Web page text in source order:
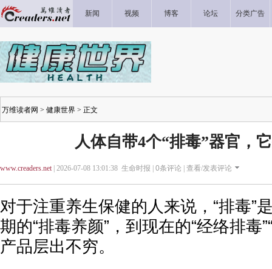
新闻 视频 博客 论坛 分类广告
万维读者网 > 健康世界 > 正文
人体自带4个“排毒”器官，
www.creaders.net| 2026-07-08 13:01:38 生命时报 | 0条评论 | 查看/发表评论
对于注重养生保健的人来说，“排毒”
期的“排毒养颜”，到现在的“经络排毒
产品层出不穷。